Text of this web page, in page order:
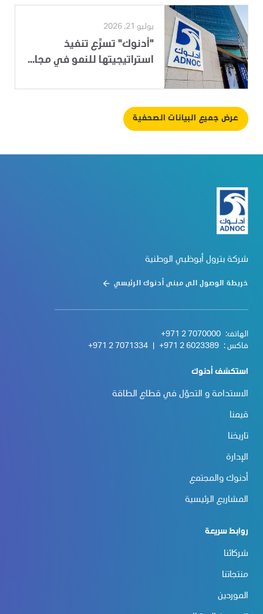
يوليو 21, 2026
"أدنوك" تسرِّع تنفيذ
استراتيجيتها للنمو في مجا...
عرض جميع البيانات الصحفية
شركة بترول أبوظبي الوطنية
خريطة الوصول الى مبنى أدنوك الرئيسي
الهاتف: +971 2 7070000
فاكس : +971 2 6023389
+971 2 7071334
استكشف أدنوك
الاستدامة و التحوّل في قطاع الطاقة
قيمنا
تاريخنا
الإدارة
أدنوك والمجتمع
المشاريع الرئيسية
روابط سريعة
شركائنا
منتجاتنا
الموردين